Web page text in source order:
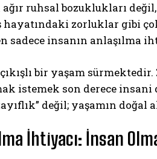
ağır ruhsal bozuklukları
zorluklar gibi
sadece insanın anlaşılma
bir yaşam
istemek son derece
değil; yaşamın doğal
İhtiyacı: İnsan